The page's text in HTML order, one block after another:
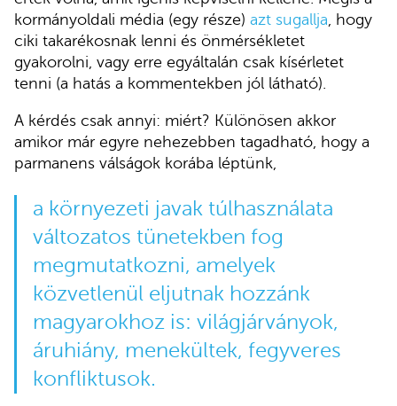
kormányoldali média (egy része) azt sugallja, hogy
ciki takarékosnak lenni és önmérsékletet
gyakorolni, vagy erre egyáltalán csak kísérletet
tenni (a hatás a kommentekben jól látható).
A kérdés csak annyi: miért? Különösen akkor
amikor már egyre nehezebben tagadható, hogy a
parmanens válságok korába léptünk,
a környezeti javak túlhasználata
változatos tünetekben fog
megmutatkozni, amelyek
közvetlenül eljutnak hozzánk
magyarokhoz is: világjárványok,
áruhiány, menekültek, fegyveres
konfliktusok.